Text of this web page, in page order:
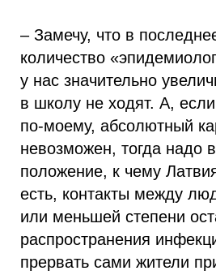
– Замечу, что в
количество
у нас значительно
в школу не ходят. А,
по-моему, абсолютный
невозможен, тогда надо
положение, к чему
есть, контакты между
или меньшей степени
распространения
прервать сами жители